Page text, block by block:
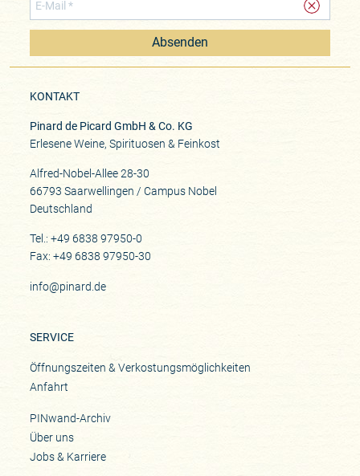
Absenden
KONTAKT
Pinard de Picard GmbH & Co. KG
Erlesene Weine, Spirituosen & Feinkost
Alfred-Nobel-Allee 28-30
66793 Saarwellingen / Campus Nobel
Deutschland
Tel.: +49 6838 97950-0
Fax: +49 6838 97950-30
info@pinard.de
SERVICE
Öffnungszeiten & Verkostungsmöglichkeiten
Anfahrt
PINwand-Archiv
Über uns
Jobs & Karriere